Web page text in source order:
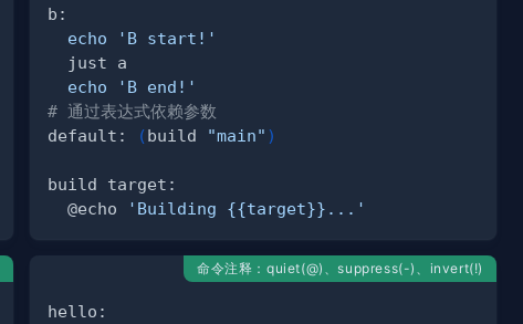
echo
'B start!'
echo
'B end!'
# 通过表达式依赖参数
default:
(build "main" )
  @echo
'Building {{target}}...'
命令注释：quiet(@)、suppre­ss(-)、invert(!)